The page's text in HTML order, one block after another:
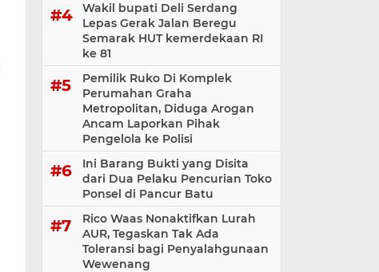
Wakil bupati Deli Serdang
Lepas Gerak Jalan Beregu
Semarak HUT kemerdekaan RI
ke 81
Pemilik Ruko Di Komplek
Perumahan Graha
Metropolitan, Diduga Arogan
Ancam Laporkan Pihak
Pengelola ke Polisi
Ini Barang Bukti yang Disita
dari Dua Pelaku Pencurian Toko
Ponsel di Pancur Batu
Rico Waas Nonaktifkan Lurah
AUR, Tegaskan Tak Ada
Toleransi bagi Penyalahgunaan
Wewenang